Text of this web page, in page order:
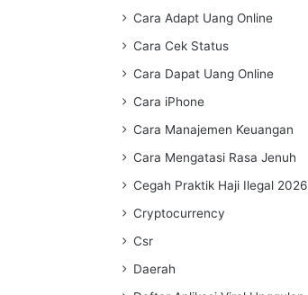
Cara Adapt Uang Online
Cara Cek Status
Cara Dapat Uang Online
Cara iPhone
Cara Manajemen Keuangan
Cara Mengatasi Rasa Jenuh
Cegah Praktik Haji Ilegal 2026
Cryptocurrency
Csr
Daerah